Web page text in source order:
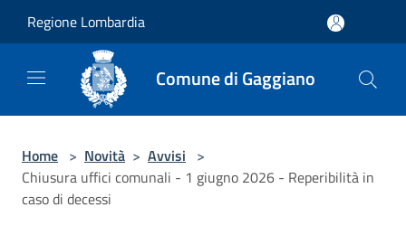
Regione Lombardia
Comune di Gaggiano
Home > Novità > Avvisi >
Chiusura uffici comunali - 1 giugno 2026 - Reperibilità in
caso di decessi